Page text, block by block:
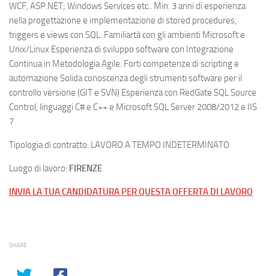
WCF, ASP.NET; Windows Services etc.. Min. 3 anni di esperienza
nella progettazione e implementazione di stored procedures,
triggers e views con SQL. Familiartà con gli ambienti Microsoft e
Unix/Linux Esperienza di sviluppo software con Integrazione
Continua in Metodologia Agile. Forti competenze di scripting e
automazione Solida conoscenza degli strumenti software per il
controllo versione (GIT e SVN) Esperienza con RedGate SQL Source
Control, linguaggi C# e C++ e Microsoft SQL Server 2008/2012 e IIS
7
Tipologia di contratto: LAVORO A TEMPO INDETERMINATO
Luogo di lavoro: FIRENZE
INVIA LA TUA CANDIDATURA PER QUESTA OFFERTA DI LAVORO
SHARE